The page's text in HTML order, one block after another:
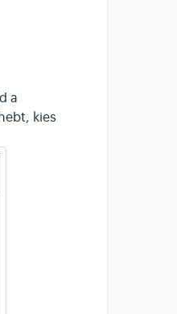
a
kies